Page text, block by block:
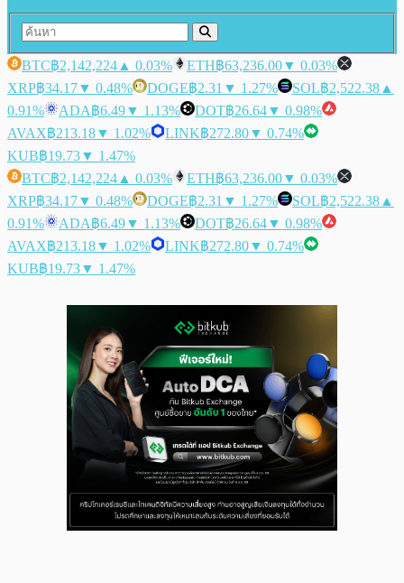
BTC฿2,142,224 ▲ 0.03% ETH฿63,236.00▼ 0.03%
XRP฿34.17▼ 0.48% DOGE฿2.31 ▼ 1.27% SOL฿2,522.38 ▲
0.91%
ADA฿6.49▼ 1.13% DOT฿26.64▼ 0.98%
AVAX฿213.18▼ 1.02% LINK฿272.80▼ 0.74%
KUB฿19.73▼ 1.47%
BTC฿2,142,224 ▲ 0.03% ETH฿63,236.00▼ 0.03%
XRP฿34.17▼ 0.48% DOGE฿2.31 ▼ 1.27% SOL฿2,522.38 ▲
0.91%
ADA฿6.49▼ 1.13% DOT฿26.64▼ 0.98%
AVAX฿213.18▼ 1.02% LINK฿272.80▼ 0.74%
KUB฿19.73▼ 1.47%